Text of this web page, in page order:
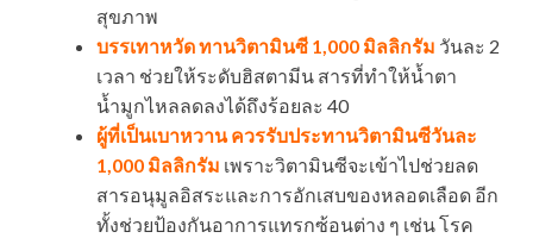
สุขภาพ
บรรเทาหวัด ทานวิตามินซี 1,000 มิลลิกรัม วันละ 2
เวลา ช่วยให้ระดับฮิสตามีน สารที่ทำให้น้ำตา
น้ำมูกไหลลดลงได้ถึงร้อยละ 40
ผู้ที่เป็นเบาหวาน ควรรับประทานวิตามินซีวันละ
1,000 มิลลิกรัม เพราะวิตามินซีจะเข้าไปช่วยลด
สารอนุมูลอิสระและการอักเสบของหลอดเลือด อีก
ทั้งช่วยป้องกันอาการแทรกซ้อนต่าง ๆ เช่น โรค